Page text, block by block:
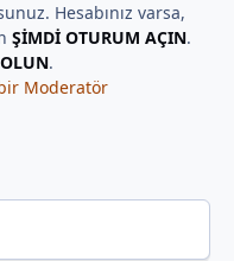
Hesabınız varsa,
ŞİMDİ OTURUM AÇIN.
.
Moderatör